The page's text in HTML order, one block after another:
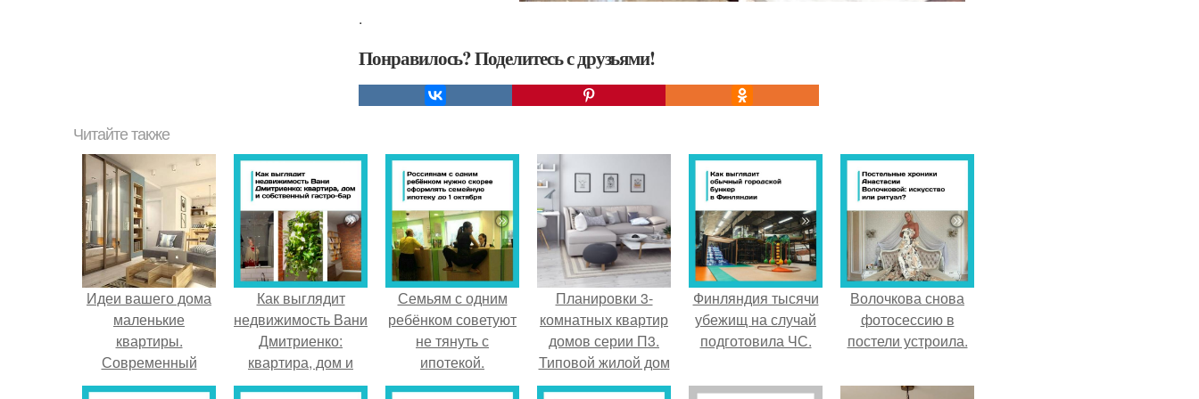
.
Понравилось? Поделитесь с друзьями!
Читайте также
Идеи вашего дома
маленькие
квартиры.
Современный
дизайн маленькой
Как выглядит
недвижимость Вани
Дмитриенко:
квартира, дом и
собственный гастро
Семьям с одним
ребёнком советуют
не тянуть с
ипотекой.
Планировки 3-
комнатных квартир
домов серии П3.
Типовой жилой дом
серии П-3
Финляндия тысячи
убежищ на случай
подготовила ЧС.
Волочкова снова
фотосессию в
постели устроила.